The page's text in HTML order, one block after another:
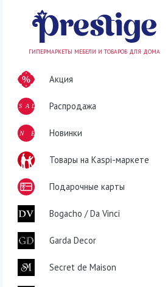
ГИПЕРМАРКЕТЫ МЕБЕЛИ И ТОВАРОВ ДЛЯ ДОМА
Акция
SALE Распродажа
NEWНовинки
Товары на Kaspi-маркете
Подарочные карты
Bogacho / Da Vinci
Garda Decor
Secret de Maison